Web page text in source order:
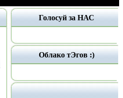
Голосуй за НАС
Облако тЭгов :)